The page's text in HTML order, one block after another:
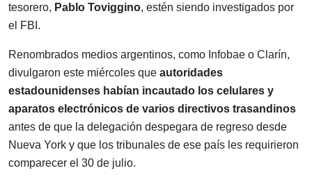
tesorero, Pablo Toviggino, estén siendo investigados por
el FBI.
Renombrados medios argentinos, como Infobae o Clarín,
divulgaron este miércoles que autoridades
estadounidenses habían incautado los celulares y
aparatos electrónicos de varios directivos trasandinos
antes de que la delegación despegara de regreso desde
Nueva York y que los tribunales de ese país les requirieron
comparecer el 30 de julio.